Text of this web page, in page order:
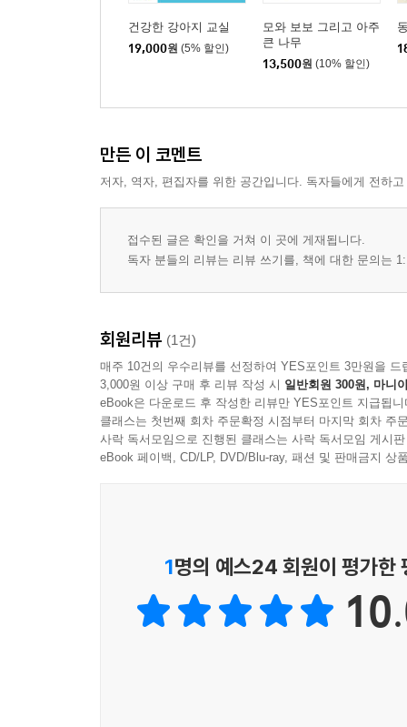
건강한 강아지 교실
19,000원 (5% 할인)
모와 보보 그리고 아주
큰 나무
13,500원 (10% 할인)
만든 이 코멘트
저자, 역자, 편집자를 위한 공간입니다. 독자들에게 전하
접수된 글은 확인을 거쳐 이 곳에 게재됩니다.
독자 분들의 리뷰는 리뷰 쓰기를, 책에 대한 문의는
회원리뷰 (1건)
매주 10건의 우수리뷰를 선정하여 YES포인트 3만원을 드
3,000원 이상 구매 후 리뷰 작성 시 일반회원 300원, 마니
eBook은 다운로드 후 작성한 리뷰만 YES포인트 지급됩니
클래스는 첫번째 회차 주문확정 시점부터 마지막 회차 주
사락 독서모임으로 진행된 클래스는 사락 독서모임 게시
eBook 페이백, CD/LP, DVD/Blu-ray, 패션 및 판매금지 상
1명의 예스24 회원이 평가한